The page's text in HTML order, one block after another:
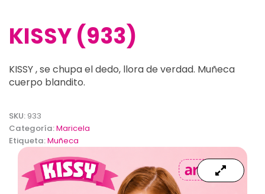
KISSY (933)
KISSY , se chupa el dedo, llora de verdad. Muñeca
cuerpo blandito.
SKU: 933
Categoría:Maricela
Etiqueta:Muñeca